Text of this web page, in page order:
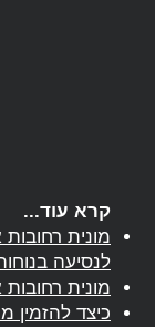
קרא עוד...
מונית
לנסיעה
מונית
כיצד להזמין